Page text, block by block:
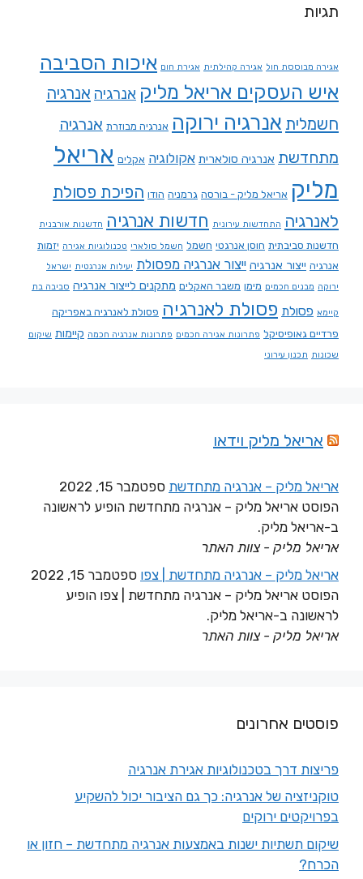
תגיות
אגירה מבוססת חול אגירה קהילתית אגירת חום איכות הסביבה
איש העסקים אריאל מליק אנרגיה אנרגיה
חשמלית אנרגיה ירוקה אנרגיה מבוזרת אנרגיה
מתחדשת אנרגיה סולארית אקולוגיה אקלים אריאל
מליק אריאל מליק - בורסה גרמניה הודו הפיכת פסולת
לאנרגיה התחדשות עירונית חדשות אנרגיה חדשנות אורבנית
חדשנות סביבתית חוסן אנרגטי חשמל חשמל סולארי טכנולוגיות אגירה יזמות
אנרגיה ייצור אנרגיה ייצור אנרגיה מפסולת יעילות אנרגטית ישראל
ירוקה מבנים חכמים מימן משבר האקלים מתקנים לייצור אנרגיה סביבה בת
קיימא פסולת פסולת לאנרגיה פסולת לאנרגיה באפריקה
פרדיים גאופיסיקל פתרונות אגירה חכמים פתרונות אנרגיה חכמה קיימות שיקום
שכונות תכנון עירוני
אריאל מליק וידאו
אריאל מליק – אנרגיה מתחדשת ספטמבר 15, 2022
הפוסט אריאל מליק – אנרגיה מתחדשת הופיע לראשונה
ב-אריאל מליק.
אריאל מליק - צוות האתר
אריאל מליק – אנרגיה מתחדשת | צפו ספטמבר 15, 2022
הפוסט אריאל מליק – אנרגיה מתחדשת | צפו הופיע
לראשונה ב-אריאל מליק.
אריאל מליק - צוות האתר
פוסטים אחרונים
פריצות דרך בטכנולוגיות אגירת אנרגיה
טוקניזציה של אנרגיה: כך גם הציבור יכול להשקיע
בפרויקטים ירוקים
שיקום תשתיות ישנות באמצעות אנרגיה מתחדשת – חזון או
הכרח?